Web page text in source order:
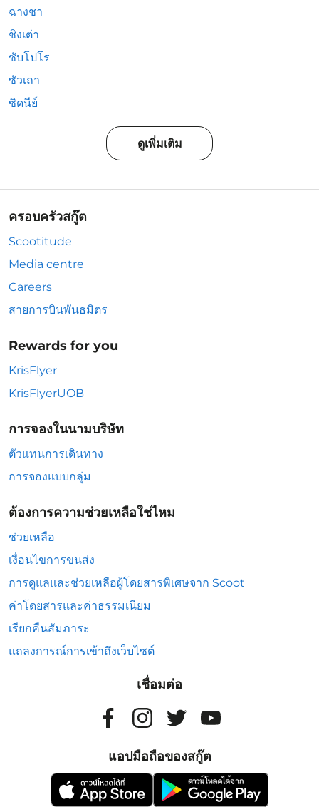
ฉางชา
ชิงเต่า
ซับโปโร
ซัวเถา
ซิดนีย์
ดูเพิ่มเติม
ครอบครัวสกู๊ต
Scootitude
Media centre
Careers
สายการบินพันธมิตร
Rewards for you
KrisFlyer
KrisFlyerUOB
การจองในนามบริษัท
ตัวแทนการเดินทาง
การจองแบบกลุ่ม
ต้องการความช่วยเหลือใช่ไหม
ช่วยเหลือ
เงื่อนไขการขนส่ง
การดูแลและช่วยเหลือผู้โดยสารพิเศษจาก Scoot
ค่าโดยสารและค่าธรรมเนียม
เรียกคืนสัมภาระ
แถลงการณ์การเข้าถึงเว็บไซต์
เชื่อมต่อ
แอปมือถือของสกู๊ต